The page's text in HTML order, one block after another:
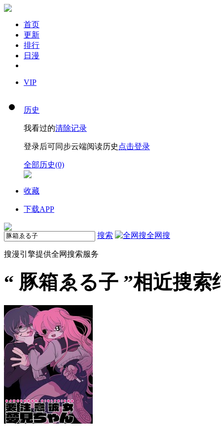
首页
更新
排行
日漫
VIP
历史
我看过的清除记录
登录后可同步云端阅读历史 点击登录
全部历史(0)
收藏
下载APP
搜索 全网搜
搜漫引擎提供全网搜索服务
“ 豚箱ゑる子 ”相近搜索